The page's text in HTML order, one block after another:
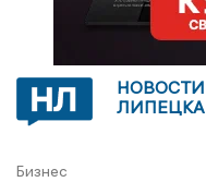
НОВОСТИ
ЛИПЕЦКА
Бизнес